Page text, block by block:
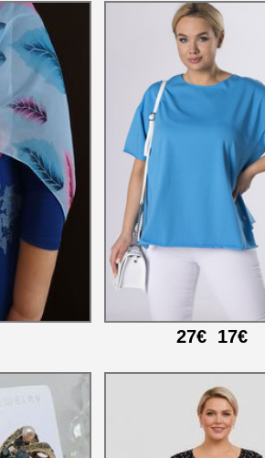
27€ 17€